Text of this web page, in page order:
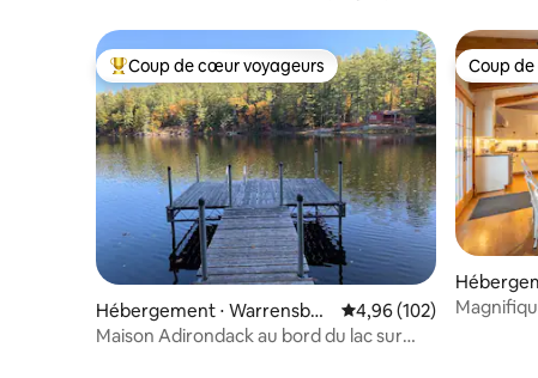
Coups de cœur voyageurs les plus appréciés
Coup de cœur voyageurs
Hébergement ⋅ Warrensbur
g
Évaluation moyenne
4,96 (102)
Maison Adirondack au bord du lac sur
Coup
Coup